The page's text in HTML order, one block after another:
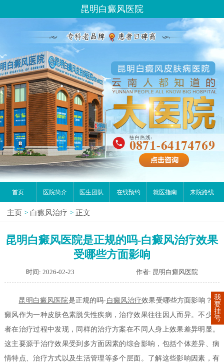
昆明白癜风医院
首页 医院简介 医生团队 在线预约 就医指南 来院路线
主页 > 白癜风治疗 > 正文
昆明白癜风医院是正规的吗-白癜风治疗效果
受哪些方面影响
时间: 2026-02-23 作者: 昆明白癜风医院
昆明白癜风医院是正规的吗-白癜风治疗效果受哪些方面影响？白
癜风作为一种皮肤色素脱失性疾病，治疗效果往往因人而异。不少患
者在治疗过程中发现，同样的治疗方案在不同人身上效果差异明显。
这主要源于治疗效果受到多方面因素的综合影响，包括个体差异、病
情特点、治疗方式以及生活管理等多个层面。了解这些影响因素，有
我
要
挂
号